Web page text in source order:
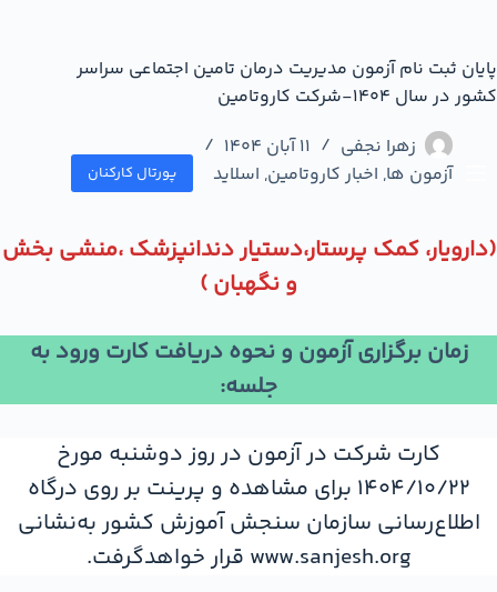
پورتال کارکنان
پایان ثبت نام آزمون مدیریت درمان تامین اجتماعی سراسر
کشور در سال 1404-شرکت کاروتامین
زهرا نجفی
11 آبان 1404
آزمون ها, اخبار کاروتامین, اسلاید
(دارویار، کمک پرستار،دستیار دندانپزشک ،منشی بخش
و نگهبان )
زمان برگزاری آزمون و نحوه دریافت کارت ورود به
جلسه:
کارت شرکت در آزمون در روز دوشنبه مورخ
1404/10/22 برای مشاهده و پرینت بر روي درگاه
اطلاع‌رساني سازمان سنجش آموزش كشور به‌نشانی
www.sanjesh.org قرار خواهد‌گرفت.